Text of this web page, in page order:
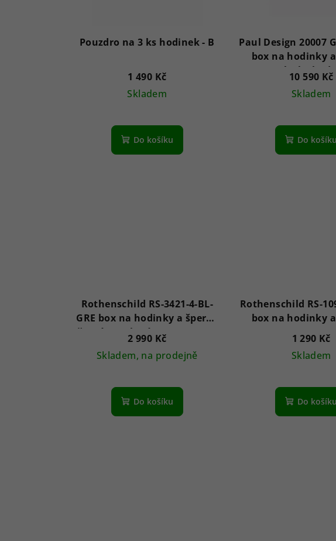
Pouzdro na 3 ks hodinek - B
1 490 Kč
Skladem
Do košíku
Paul Design 20007
box na hodinky
Black
10 590 Kč
Skladem
Do košíku
Rothenschild RS-3421-4-BL-
GRE box na hodinky a šperky
černý se zeleným sametem +
šuplík
2 990 Kč
Skladem, na prodejně
Do košíku
Rothenschild RS-
box na hodinky
1 290 Kč
Skladem
Do košíku